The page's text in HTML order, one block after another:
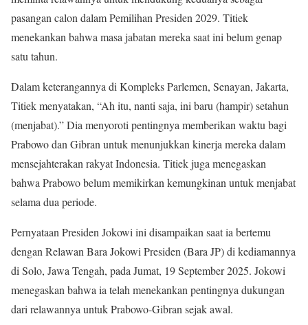
pasangan calon dalam Pemilihan Presiden 2029. Titiek
menekankan bahwa masa jabatan mereka saat ini belum genap
satu tahun.
Dalam keterangannya di Kompleks Parlemen, Senayan, Jakarta,
Titiek menyatakan, “Ah itu, nanti saja, ini baru (hampir) setahun
(menjabat).” Dia menyoroti pentingnya memberikan waktu bagi
Prabowo dan Gibran untuk menunjukkan kinerja mereka dalam
mensejahterakan rakyat Indonesia. Titiek juga menegaskan
bahwa Prabowo belum memikirkan kemungkinan untuk menjabat
selama dua periode.
Pernyataan Presiden Jokowi ini disampaikan saat ia bertemu
dengan Relawan Bara Jokowi Presiden (Bara JP) di kediamannya
di Solo, Jawa Tengah, pada Jumat, 19 September 2025. Jokowi
menegaskan bahwa ia telah menekankan pentingnya dukungan
dari relawannya untuk Prabowo-Gibran sejak awal.